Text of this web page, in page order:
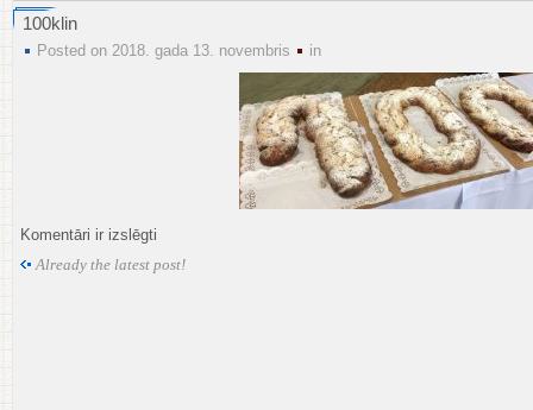
100klin
Posted on 2018. gada 13. novembris in
Komentāri ir izslēgti
Already the latest post!